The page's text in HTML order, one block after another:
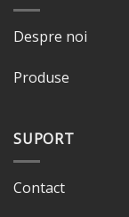
Despre noi
Produse
SUPORT
Contact